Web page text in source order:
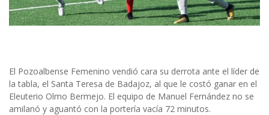
El Pozoalbense Femenino vendió cara su derrota ante el líder de
la tabla, el Santa Teresa de Badajoz, al que le costó ganar en el
Eleuterio Olmo Bermejo. El equipo de Manuel Fernández no se
amilanó y aguantó con la portería vacía 72 minutos.